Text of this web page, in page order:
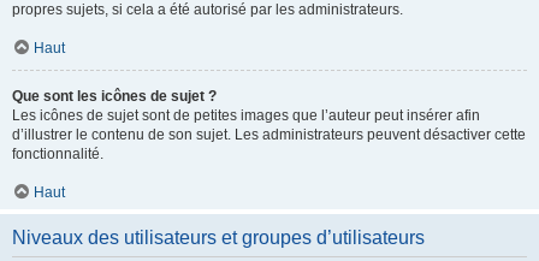
propres sujets, si cela a été autorisé par les administrateurs.
Haut
Que sont les icônes de sujet ?
Les icônes de sujet sont de petites images que l’auteur peut insérer afin
d’illustrer le contenu de son sujet. Les administrateurs peuvent désactiver cette
fonctionnalité.
Haut
Niveaux des utilisateurs et groupes d’utilisateurs